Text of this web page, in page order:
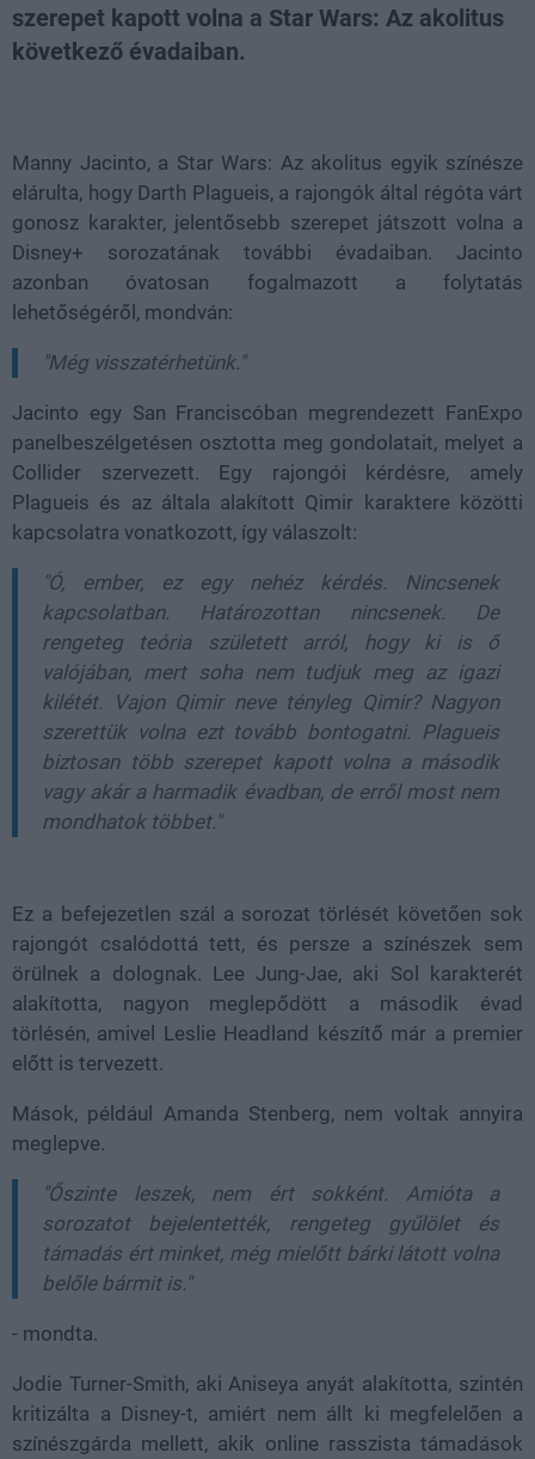
szerepet kapott volna a Star Wars: Az akolitus
következő évadaiban.
Manny Jacinto, a Star Wars: Az akolitus egyik színésze
elárulta, hogy Darth Plagueis, a rajongók által régóta várt
gonosz karakter, jelentősebb szerepet játszott volna a
Disney+ sorozatának további évadaiban. Jacinto
azonban óvatosan fogalmazott a folytatás
lehetőségéről, mondván:
"Még visszatérhetünk."
Jacinto egy San Franciscóban megrendezett FanExpo
panelbeszélgetésen osztotta meg gondolatait, melyet a
Collider szervezett. Egy rajongói kérdésre, amely
Plagueis és az általa alakított Qimir karaktere közötti
kapcsolatra vonatkozott, így válaszolt:
"Ó, ember, ez egy nehéz kérdés. Nincsenek
kapcsolatban. Határozottan nincsenek. De
rengeteg teória született arról, hogy ki is ő
valójában, mert soha nem tudjuk meg az igazi
kilétét. Vajon Qimir neve tényleg Qimir? Nagyon
szerettük volna ezt tovább bontogatni. Plagueis
biztosan több szerepet kapott volna a második
vagy akár a harmadik évadban, de erről most nem
mondhatok többet."
Ez a befejezetlen szál a sorozat törlését követően sok
rajongót csalódottá tett, és persze a színészek sem
örülnek a dolognak. Lee Jung-Jae, aki Sol karakterét
alakította, nagyon meglepődött a második évad
törlésén, amivel Leslie Headland készítő már a premier
előtt is tervezett.
Mások, például Amanda Stenberg, nem voltak annyira
meglepve.
"Őszinte leszek, nem ért sokként. Amióta a
sorozatot bejelentették, rengeteg gyűlölet és
támadás ért minket, még mielőtt bárki látott volna
belőle bármit is."
- mondta.
Jodie Turner-Smith, aki Aniseya anyát alakította, szintén
kritizálta a Disney-t, amiért nem állt ki megfelelően a
színészgárda mellett, akik online rasszista támadások